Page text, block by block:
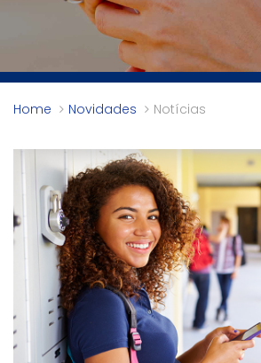
Home Novidades Notícias